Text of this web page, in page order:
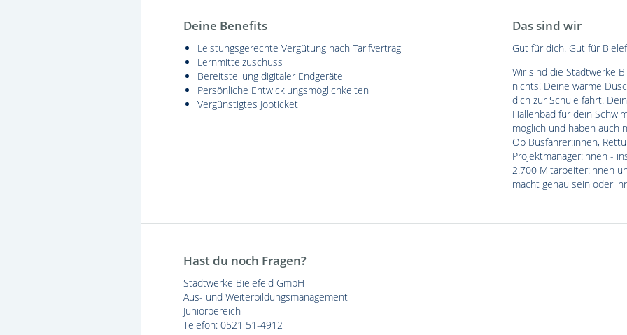
Deine Benefits
Leistungsgerechte Vergütung nach Tarifvertrag
Lernmittelzuschuss
Bereitstellung digitaler Endgeräte
Persönliche Entwicklungsmöglichkeiten
Vergünstigtes Jobticket
Das sind wir
Gut für dich. Gut für
Wir sind die Stadtwerke
nichts! Deine warme
dich zur Schule fährt.
Hallenbad für dein
möglich und haben auch
Ob Busfahrer:innen,
Projektmanager:innen -
2.700 Mitarbeiter:innen
macht genau sein oder
Hast du noch Fragen?
Stadtwerke Bielefeld GmbH
Aus- und Weiterbildungsmanagement
Juniorbereich
Telefon: 0521 51-4912